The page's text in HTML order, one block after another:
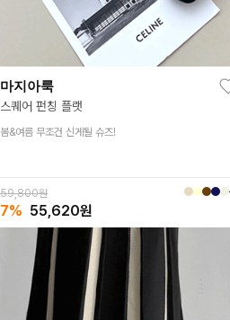
마지아룩
스퀘어 펀칭 플랫
봄&여름 무조건 신게될 슈즈!
59,800원
7% 55,620원